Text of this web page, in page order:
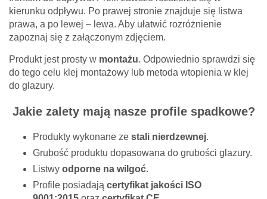
kierunku odpływu. Po prawej stronie znajduje się listwa
prawa, a po lewej – lewa. Aby ułatwić rozróżnienie
zapoznaj się z załączonym zdjęciem.
Produkt jest prosty w montażu. Odpowiednio sprawdzi się
do tego celu klej montażowy lub metoda wtopienia w klej
do glazury.
Jakie zalety mają nasze profile spadkowe?
Produkty wykonane ze stali nierdzewnej.
Grubość produktu dopasowana do grubości glazury.
Listwy odporne na wilgoć.
Profile posiadają certyfikat jakości ISO